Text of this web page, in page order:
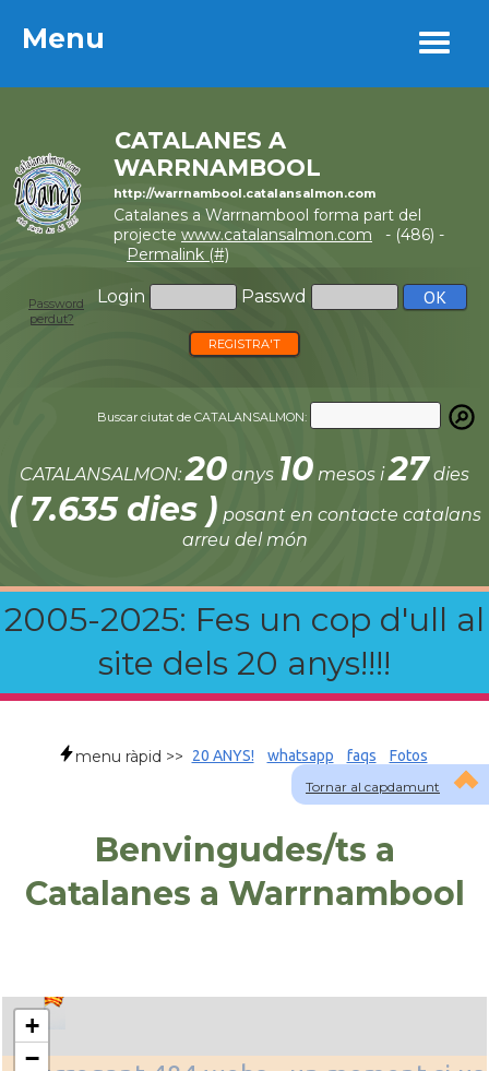
Menu
CATALANES A
WARRNAMBOOL
http://warrnambool.catalansalmon.com
Catalanes a Warrnambool forma part del
projecte www.catalansalmon.com - (486) -
Permalink (#)
Login Passwd
Password
perdut?
REGISTRA'T
Buscar ciutat de CATALANSALMON:
CATALANSALMON:20 anys 10 mesos i27 dies
( 7.635 dies ) posant en contacte catalans
arreu del món
2005-2025: Fes un cop d'ull al
site dels 20 anys!!!!
Menu
Tornar al capdamunt
menu ràpid >> 20 ANYS! whatsapp faqs Fotos
Benvingudes/ts a
Catalanes a Warrnambool
+
−